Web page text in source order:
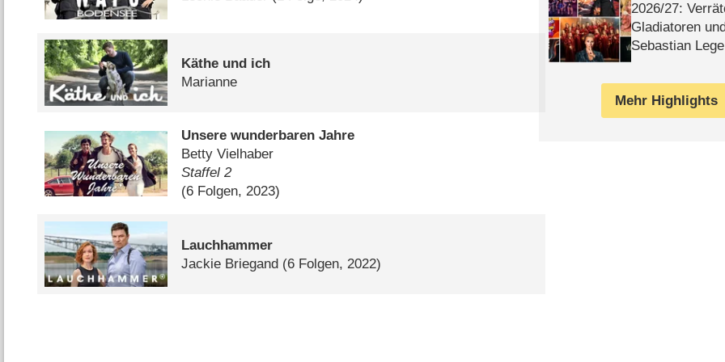
Käthe und ich
Marianne
Unsere wunderbaren Jahre
Betty Vielhaber
Staffel 2
(6 Folgen, 2023)
Lauchhammer
Jackie Briegand (6 Folgen, 2022)
2026/​27:
Gladiatoren
Sebastian Lege
Mehr Highlights